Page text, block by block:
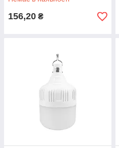
156,20 ₴